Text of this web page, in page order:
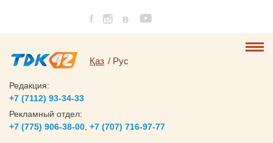
Қаз Рус
Редакция:
+7 (7112) 93-34-33
Рекламный отдел:
+7 (775) 906-38-00 +7 (707) 716-97-77